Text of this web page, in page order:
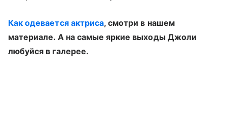
Как одевается актриса, смотри в нашем
материале. А на самые яркие выходы Джоли
любуйся в галерее.